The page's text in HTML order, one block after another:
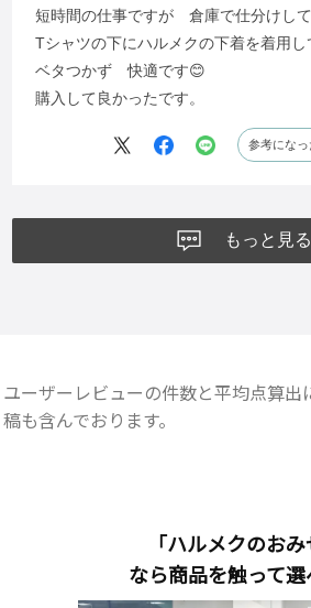
短時間の仕事ですが 倉庫で仕分けし
Tシャツの下にハルメクの下着を着用し
ベタつかず 快適です😊
購入して良かったです。
参考になっ
もっと見る
ユーザーレビューの件数と平均点算
稿も含んでおります。
「ハルメクのおみ
なら商品を触って